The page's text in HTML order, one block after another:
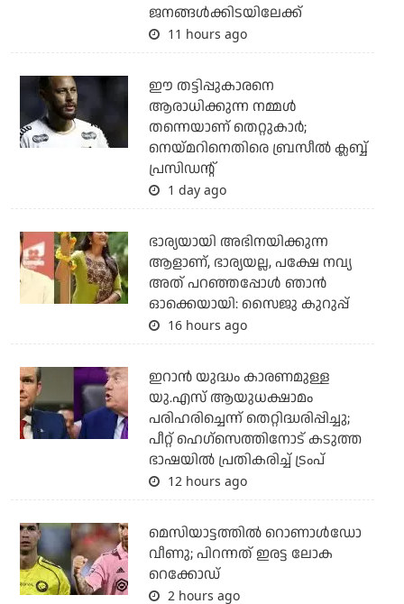
ജനങ്ങള്‍ക്കിടയിലേക്ക്
11 hours ago
ഈ തട്ടിപ്പുകാരനെ
ആരാധിക്കുന്ന നമ്മള്‍
തന്നെയാണ് തെറ്റുകാര്‍;
നെയ്മറിനെതിരെ ബ്രസീല്‍ ക്ലബ്ബ്
പ്രസിഡന്റ്
1 day ago
ഭാര്യയായി അഭിനയിക്കുന്ന
ആളാണ്, ഭാര്യയല്ല, പക്ഷേ നവ്യ
അത് പറഞ്ഞപ്പോള്‍ ഞാന്‍
ഓക്കെയായി: സൈജു കുറുപ്പ്
16 hours ago
ഇറാന്‍ യുദ്ധം കാരണമുള്ള
യു.എസ് ആയുധക്ഷാമം
പരിഹരിച്ചെന്ന് തെറ്റിദ്ധരിപ്പിച്ചു;
പീറ്റ് ഹെഗ്‌സെത്തിനോട് കടുത്ത
ഭാഷയില്‍ പ്രതികരിച്ച് ട്രംപ്
12 hours ago
മെസിയാട്ടത്തില്‍ റൊണാള്‍ഡോ
വീണു; പിറന്നത് ഇരട്ട ലോക
റെക്കോഡ്
2 hours ago